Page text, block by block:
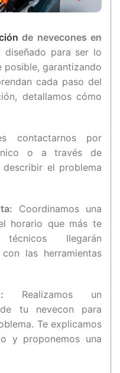
de nevecones en
diseñado para ser lo
posible, garantizando
cada paso del
detallamos cómo
contactarnos por
o a través de
el problema
Coordinamos una
horario que más te
llegarán
las herramientas
Realizamos un
tu nevecon para
Te explicamos
y proponemos una